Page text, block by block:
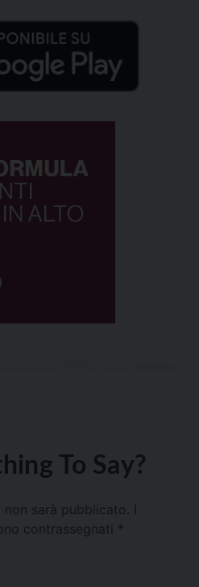
To Say?
non sarà pubblicato.
contrassegnati *